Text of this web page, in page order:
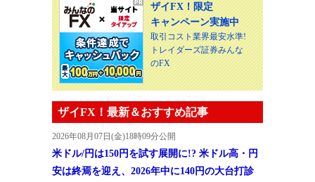
ザイFX！限定
キャンペーン実施中
取引コスト業界最安水準!
トレイダーズ証券みんな
のFX
ザイFX！最新＆おすすめ記事
2026年08月07日(金)18時09分公開
米ドル/円は150円を試す展開に!? 米ドル高・円
安は終焉を迎え、2026年中に140円の大台打診